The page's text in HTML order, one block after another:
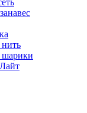
шарики